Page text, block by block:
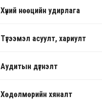
Хүний нөөцийн удирлага
Түгээмэл асуулт, хариулт
Аудитын дүгнэлт
Хөдөлмөрийн хяналт